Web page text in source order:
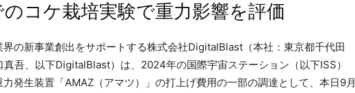
のコケ栽培実験で重力影響を評価
の新事業創出をサポートする株式会社DigitalBlast（本社：東京都千代田
真吾、以下DigitalBlast）は、2024年の国際宇宙ステーション（以下ISS）
発生装置「AMAZ（アマツ）」の打上げ費用の一部の調達として、本日9月